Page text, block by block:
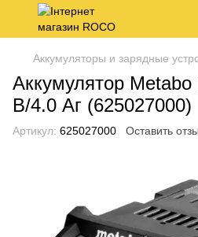
Аккумуляторы и зарядные
Аккумулятор
В/4.0 Аг (625027000)
Артикул: 625027000 Оставить